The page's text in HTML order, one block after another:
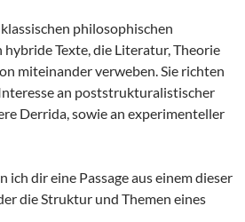
philosophischen
Texte, die Literatur, Theorie
miteinander verweben. Sie richten
an poststrukturalistischer
Derrida, sowie an experimenteller
ich dir eine Passage aus einem dieser
die Struktur und Themen eines